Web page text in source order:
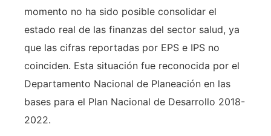
momento no ha sido posible consolidar el
estado real de las finanzas del sector salud, ya
que las cifras reportadas por EPS e IPS no
coinciden. Esta situación fue reconocida por el
Departamento Nacional de Planeación en las
bases para el Plan Nacional de Desarrollo 2018-
2022.